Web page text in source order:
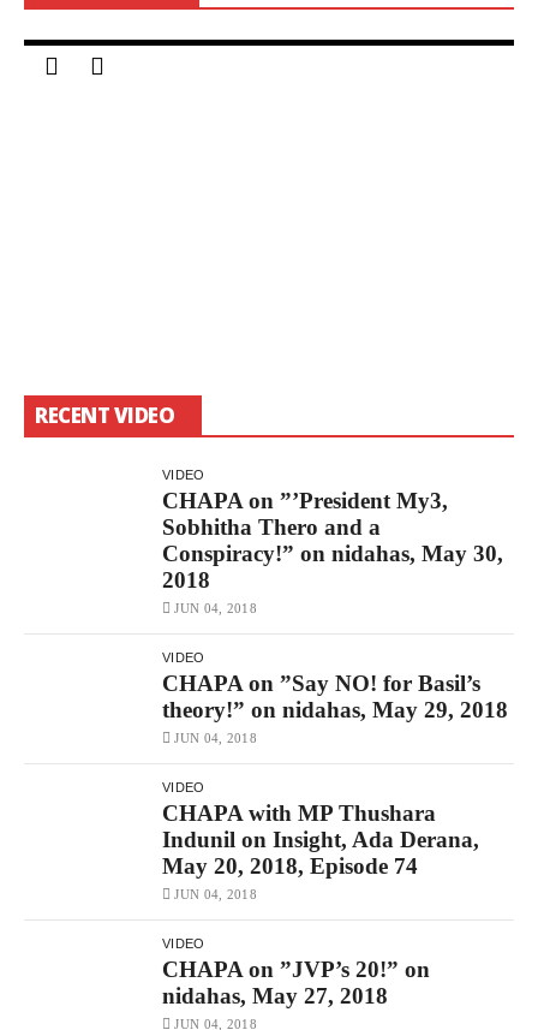
3, 2018
RECENT VIDEO
VIDEO
CHAPA on ”’President My3,
Sobhitha Thero and a
Conspiracy!” on nidahas, May 30,
2018
JUN 04, 2018
VIDEO
CHAPA on ”Say NO! for Basil’s
theory!” on nidahas, May 29, 2018
JUN 04, 2018
VIDEO
CHAPA with MP Thushara
Indunil on Insight, Ada Derana,
May 20, 2018, Episode 74
JUN 04, 2018
VIDEO
CHAPA on ”JVP’s 20!” on
nidahas, May 27, 2018
JUN 04, 2018